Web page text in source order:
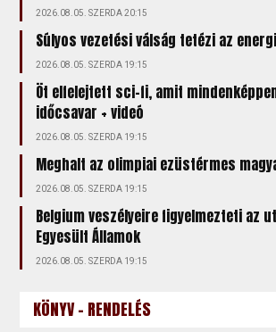
2026.08.05. SZERDA 20:15
Súlyos vezetési válság tetézi az
2026.08.05. SZERDA 19:15
Öt elfelejtett sci-fi, amit
időcsavar + videó
2026.08.05. SZERDA 19:15
Meghalt az olimpiai ezüstérmes
2026.08.05. SZERDA 19:15
Belgium veszélyeire figyelmezteti az
Egyesült Államok
2026.08.05. SZERDA 19:15
KÖNYV - RENDELÉS